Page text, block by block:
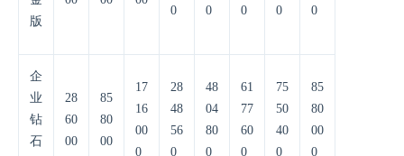
版
0
0
0
0
0
企
业
钻
石
28
60
00
85
80
00
17
16
00
0
28
48
56
0
48
04
80
0
61
77
60
0
75
50
40
0
85
80
00
0